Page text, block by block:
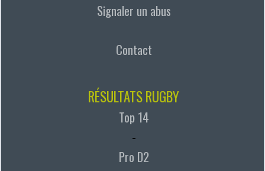
Signaler un abus
Contact
RÉSULTATS RUGBY
Top 14
-
Pro D2